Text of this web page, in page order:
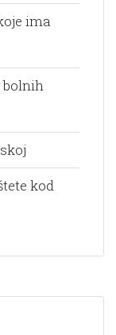
ima
bolnih
kod